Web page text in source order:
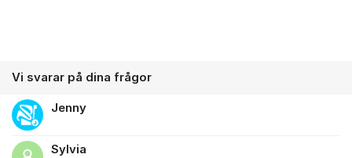
Vi svarar på dina frågor
Jenny
Sylvia